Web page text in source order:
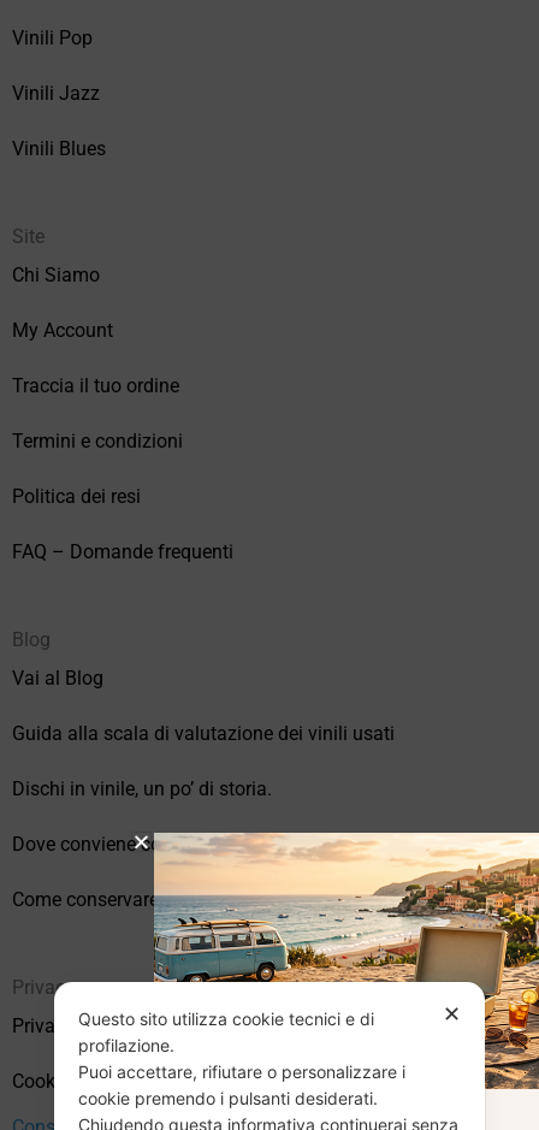
Vinili Pop
Vinili Jazz
Vinili Blues
Site
Chi Siamo
My Account
Traccia il tuo ordine
Termini e condizioni
Politica dei resi
FAQ – Domande frequenti
Blog
Vai al Blog
Guida alla scala di valutazione dei vinili usati
Dischi in vinile, un po’ di storia.
Dove conviene comprare vinili online?
Come conservare correttamente i vinili usati
Privacy
Privacy Policy
Cookie Policy (UE)
✕
Questo sito utilizza cookie tecnici e di
profilazione.
Puoi accettare, rifiutare o personalizzare i
cookie premendo i pulsanti desiderati.
Chiudendo questa informativa continuerai senza